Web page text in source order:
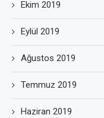
Ekim 2019
Eylül 2019
Ağustos 2019
Temmuz 2019
Haziran 2019